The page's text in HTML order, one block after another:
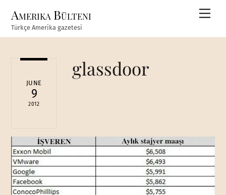
content
Amerika Bülteni
Türkçe Amerika gazetesi
JUNE
9
2012
glassdoor